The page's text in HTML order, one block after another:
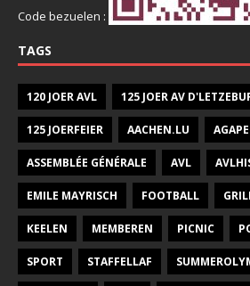
Code bezuelen :
TAGS
120 JOER AVL 125 JOER AV
125 JOERFEIER AACHEN.LU AGAPE
ASSEMBLÉE GÉNÉRALE AVL
EMILE MAYRISCH FOOTBALL
KEELEN MEMBEREN PICNIC
SPORT STAFFELLAF